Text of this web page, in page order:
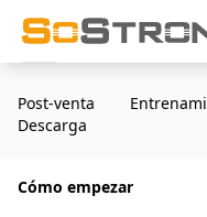
Post-venta
Descarga
Cómo empezar